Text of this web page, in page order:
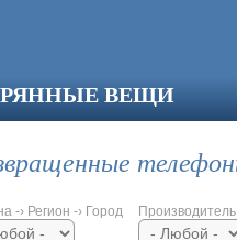
ВЕЩИ
-› Регион -› Город